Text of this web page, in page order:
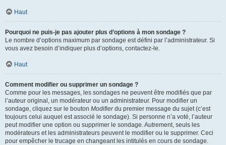
Haut
Pourquoi ne puis-je pas ajouter plus d’options à mon sondage ?
Le nombre d’options maximum par sondage est défini par l’administrateur. Si
vous avez besoin d’indiquer plus d’options, contactez-le.
Haut
Comment modifier ou supprimer un sondage ?
Comme pour les messages, les sondages ne peuvent être modifiés que par
l’auteur original, un modérateur ou un administrateur. Pour modifier un
sondage, cliquez sur le bouton Modifierdu premier message du sujet (c’est
toujours celui auquel est associé le sondage). Si personne n’a voté, l’auteur
peut modifier une option ou supprimer le sondage. Autrement, seuls les
modérateurs et les administrateurs peuvent le modifier ou le supprimer. Ceci
pour empêcher le trucage en changeant les intitulés en cours de sondage.